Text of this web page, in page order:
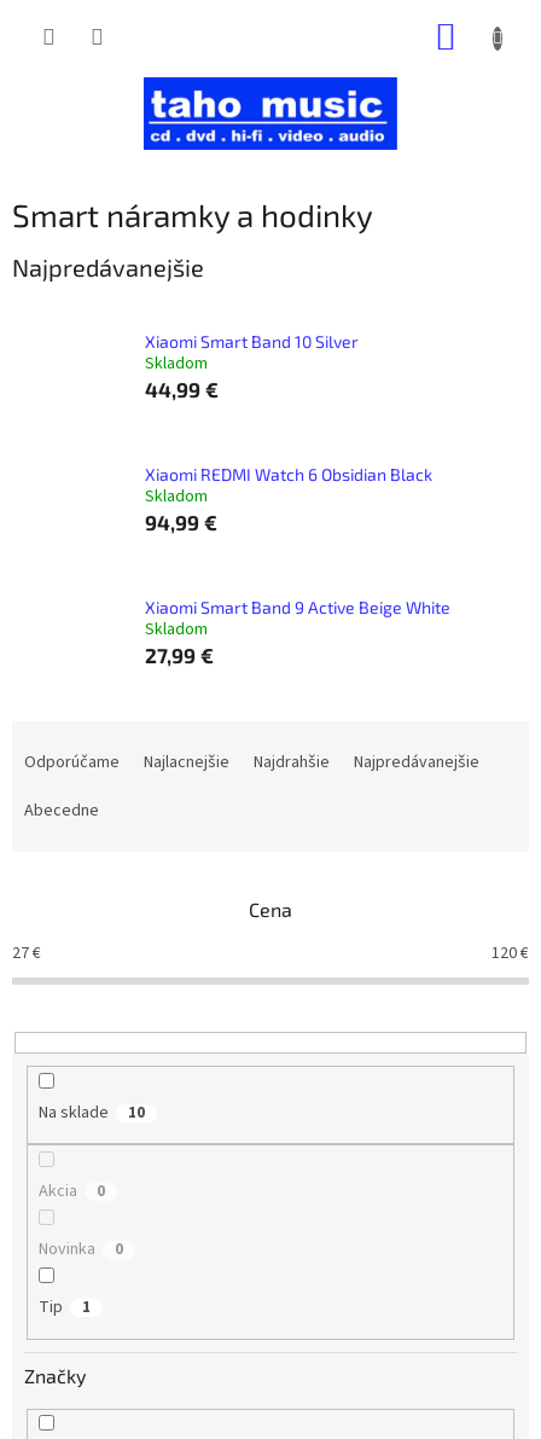
Smart náramky a hodinky
Najpredávanejšie
Xiaomi Smart Band 10 Silver
Skladom
44,99 €
Xiaomi REDMI Watch 6 Obsidian Black
Skladom
94,99 €
Xiaomi Smart Band 9 Active Beige White
Skladom
27,99 €
r
o
u
k
Odporúčame Najlacnejšie Najdrahšie
Najpredávanejšie
Abecedne
Cena
27€ 120€
Na sklade 10
Akcia 0
Novinka 0
Tip 1
Značky